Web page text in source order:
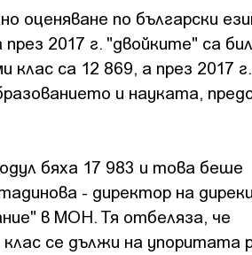
оценяване по български
2017 г. "двойките" са
са 12 869, а през 2017
и науката,
бяха 17 983 и това беше
- директор на
в МОН. Тя отбеляза, че
се дължи на упоритата